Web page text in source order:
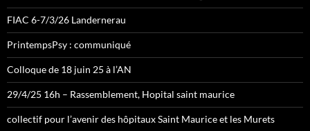
FIAC 6-7/3/26 Landernerau
PrintempsPsy : communiqué
Colloque de 18 juin 25 à l’AN
29/4/25 16h – Rassemblement, Hopital saint maurice
collectif pour l’avenir des hôpitaux Saint Maurice et les Murets